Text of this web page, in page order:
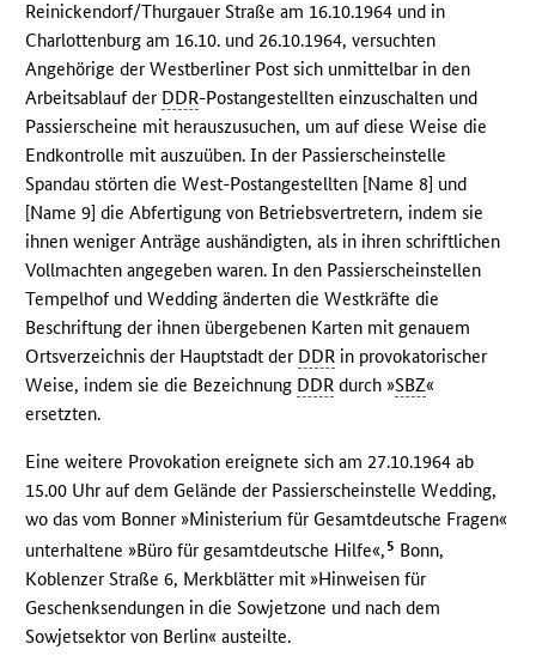
Reinickendorf/Thurgauer Straße am 16.10.1964 und in
Charlottenburg am 16.10. und 26.10.1964, versuchten
Angehörige der Westberliner Post sich unmittelbar in den
Arbeitsablauf der DDR-Postangestellten einzuschalten und
Passierscheine mit herauszusuchen, um auf diese Weise die
Endkontrolle mit auszuüben. In der Passierscheinstelle
Spandau störten die West-Postangestellten [Name 8] und
[Name 9] die Abfertigung von Betriebsvertretern, indem sie
ihnen weniger Anträge aushändigten, als in ihren schriftlichen
Vollmachten angegeben waren. In den Passierscheinstellen
Tempelhof und Wedding änderten die Westkräfte die
Beschriftung der ihnen übergebenen Karten mit genauem
Ortsverzeichnis der Hauptstadt der DDR in provokatorischer
Weise, indem sie die Bezeichnung DDR durch »SBZ«
ersetzten.
Eine weitere Provokation ereignete sich am 27.10.1964 ab
15.00 Uhr auf dem Gelände der Passierscheinstelle Wedding,
wo das vom Bonner »Ministerium für Gesamtdeutsche Fragen«
unterhaltene »Büro für gesamtdeutsche Hilfe«, 5 Bonn,
Koblenzer Straße 6, Merkblätter mit »Hinweisen für
Geschenksendungen in die Sowjetzone und nach dem
Sowjetsektor von Berlin« austeilte.